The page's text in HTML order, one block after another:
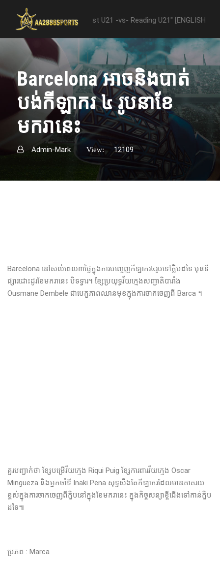
"Nottingham Forest U21 -vs- Reading U21" [ENGLISH
Barcelona អាចនិងបាត់
បង់កីឡាករ ៤ រូបនាខែ
មករានេះ
Admin-Mark View: 12109
Barcelona នៅសល់ពេល៣ថ្ងៃក្នុងការបញ្ចេញកីឡាករ៤រូបទៅក្លិបដទៃ មុនទី
ផ្សារដោះដូរខែមករានេះ បិទទ្វារ។ ខ្សែប្រយុទ្ធវ័យក្មេងសញ្ជាតិបារាំង
Ousmane Dembele ជាបេក្ខភាពឈានមុខក្នុងការចាកចេញពី Barca ។
គួរបញ្ជាក់ថា ខ្សែបម្រើវ័យក្មេង Riqui Puig ខ្សែការពារវ័យក្មេង Oscar
Mingueza និងអ្នកចាំទី Inaki Pena សុទ្ធសឹងតែកីឡាករដែលមានភាគរយ
ខ្ពស់ក្នុងការចាកចេញពីក្លិបនៅក្នុងខែមករានេះ ក្នុងកិច្ចសន្យាខ្ចីជើងទៅកាន់ក្លិប
ដទៃ៕
ប្រភព : Marca